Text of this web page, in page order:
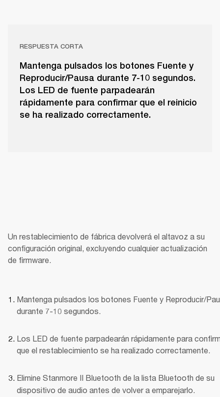
RESPUESTA CORTA
Mantenga pulsados los botones Fuente y
Reproducir/Pausa durante 7-10 segundos.
Los LED de fuente parpadearán
rápidamente para confirmar que el reinicio
se ha realizado correctamente.
Un restablecimiento de fábrica devolverá el altavoz a su
configuración original, excluyendo cualquier actualización
de firmware.
Mantenga pulsados los botones Fuente y Reproducir/
durante 7-10 segundos.
Los LED de fuente parpadearán rápidamente para
que el restablecimiento se ha realizado correctamente.
Elimine Stanmore II Bluetooth de la lista Bluetooth de su
dispositivo de audio antes de volver a emparejarlo.